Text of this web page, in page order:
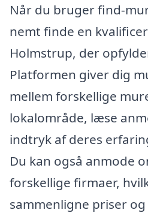
Når du bruger find-
nemt finde en
Holmstrup, der
Platformen giver dig
mellem forskellige
lokalområde, læse
indtryk af deres
Du kan også anmode
forskellige firmaer,
sammenligne priser og